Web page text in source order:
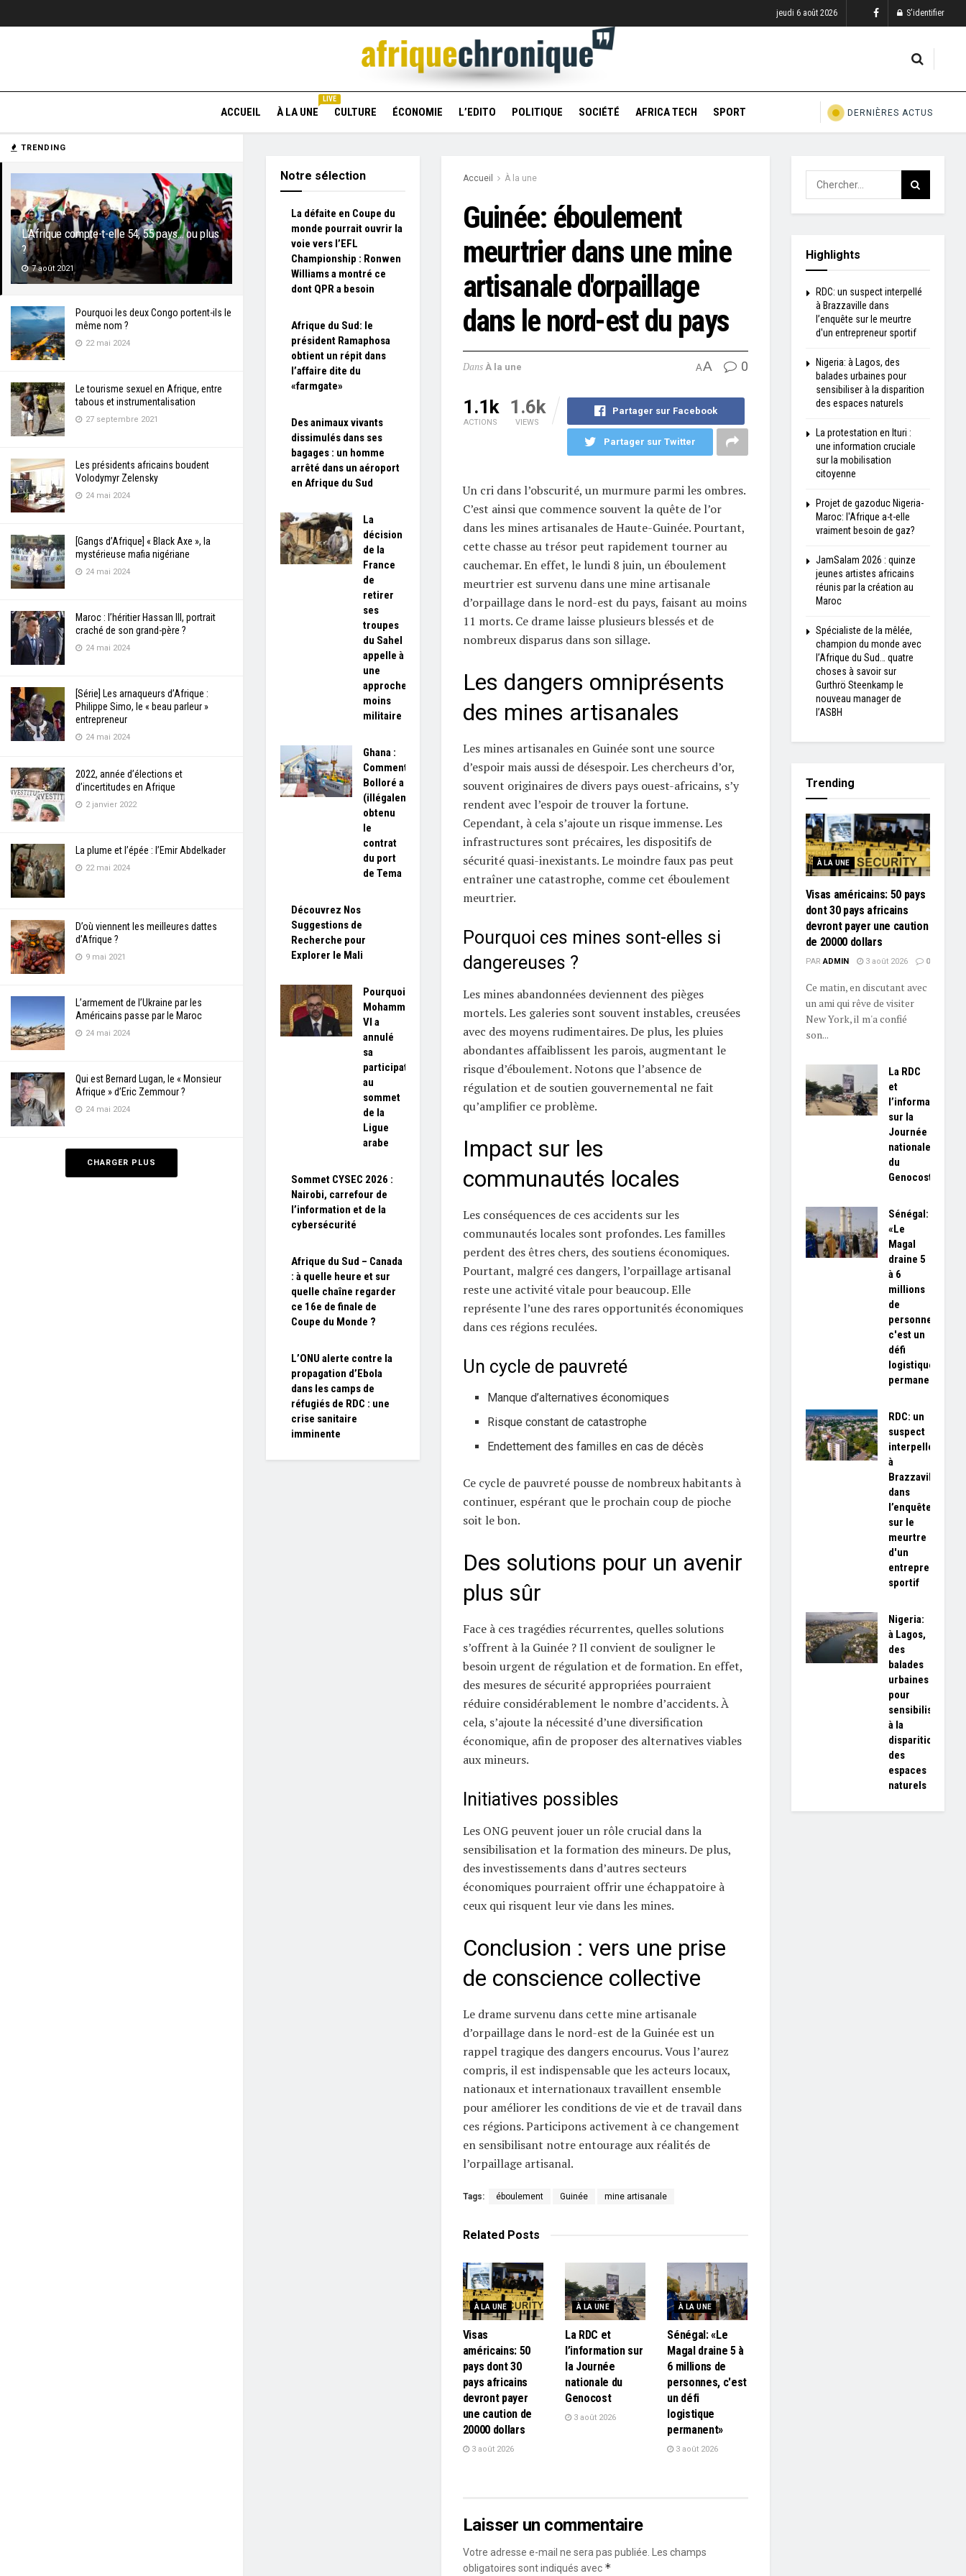
TRENDING
L’Afrique compte-t-elle 54, 55 pays… ou plus
?
7 août 2021
Pourquoi les deux Congo portent-ils le
même nom ?
22 mai 2024
Le tourisme sexuel en Afrique, entre
tabous et instrumentalisation
27 septembre 2021
Les présidents africains boudent
Volodymyr Zelensky
24 mai 2024
[Gangs d’Afrique] « Black Axe », la
mystérieuse mafia nigériane
24 mai 2024
Maroc : l’héritier Hassan III, portrait
craché de son grand-père ?
24 mai 2024
[Série] Les arnaqueurs d’Afrique :
Philippe Simo, le « beau parleur »
entrepreneur
24 mai 2024
2022, année d’élections et
d’incertitudes en Afrique
2 janvier 2022
La plume et l’épée : l’Emir Abdelkader
22 mai 2024
D’où viennent les meilleures dattes
d’Afrique ?
9 mai 2021
L’armement de l’Ukraine par les
Américains passe par le Maroc
24 mai 2024
Qui est Bernard Lugan, le « Monsieur
Afrique » d’Eric Zemmour ?
24 mai 2024
CHARGER PLUS
jeudi 6 août 2026 S'identifier
ACCUEIL À LA UNE
LIVE
CULTURE ÉCONOMIE L’EDITO POLITIQUE SOCIÉTÉ AFRICA TECH SPORT DERNIÈRES ACTUS
Accueil À la une
Guinée: éboulement
meurtrier dans une mine
artisanale d'orpaillage
dans le nord-est du pays
Dans À la une AA 0
1.1k
ACTIONS
1.6k
VIEWS
Partager sur Facebook
Partager sur Twitter
Un cri dans l’obscurité, un murmure parmi les ombres.
C’est ainsi que commence souvent la quête de l’or
dans les mines artisanales de Haute-Guinée. Pourtant,
cette chasse au trésor peut rapidement tourner au
cauchemar. En effet, le lundi 8 juin, un éboulement
meurtrier est survenu dans une mine artisanale
d’orpaillage dans le nord-est du pays, faisant au moins
11 morts. Ce drame laisse plusieurs blessés et de
nombreux disparus dans son sillage.
Les dangers omniprésents
des mines artisanales
Les mines artisanales en Guinée sont une source
d’espoir mais aussi de désespoir. Les chercheurs d’or,
souvent originaires de divers pays ouest-africains, s’y
rendent avec l’espoir de trouver la fortune.
Cependant, à cela s’ajoute un risque immense. Les
infrastructures sont précaires, les dispositifs de
sécurité quasi-inexistants. Le moindre faux pas peut
entraîner une catastrophe, comme cet éboulement
meurtrier.
Pourquoi ces mines sont-elles si
dangereuses ?
Les mines abandonnées deviennent des pièges
mortels. Les galeries sont souvent instables, creusées
avec des moyens rudimentaires. De plus, les pluies
abondantes affaiblissent les parois, augmentant le
risque d’éboulement. Notons que l’absence de
régulation et de soutien gouvernemental ne fait
qu’amplifier ce problème.
Impact sur les
communautés locales
Les conséquences de ces accidents sur les
communautés locales sont profondes. Les familles
perdent des êtres chers, des soutiens économiques.
Pourtant, malgré ces dangers, l’orpaillage artisanal
reste une activité vitale pour beaucoup. Elle
représente l’une des rares opportunités économiques
dans ces régions reculées.
Un cycle de pauvreté
Manque d’alternatives économiques
Risque constant de catastrophe
Endettement des familles en cas de décès
Ce cycle de pauvreté pousse de nombreux habitants à
continuer, espérant que le prochain coup de pioche
soit le bon.
Des solutions pour un avenir
plus sûr
Face à ces tragédies récurrentes, quelles solutions
s’offrent à la Guinée ? Il convient de souligner le
besoin urgent de régulation et de formation. En effet,
des mesures de sécurité appropriées pourraient
réduire considérablement le nombre d’accidents. À
cela, s’ajoute la nécessité d’une diversification
économique, afin de proposer des alternatives viables
aux mineurs.
Initiatives possibles
Les ONG peuvent jouer un rôle crucial dans la
sensibilisation et la formation des mineurs. De plus,
des investissements dans d’autres secteurs
économiques pourraient offrir une échappatoire à
ceux qui risquent leur vie dans les mines.
Conclusion : vers une prise
de conscience collective
Le drame survenu dans cette mine artisanale
d’orpaillage dans le nord-est de la Guinée est un
rappel tragique des dangers encourus. Vous l’aurez
compris, il est indispensable que les acteurs locaux,
nationaux et internationaux travaillent ensemble
pour améliorer les conditions de vie et de travail dans
ces régions. Participons activement à ce changement
en sensibilisant notre entourage aux réalités de
l’orpaillage artisanal.
Tags: éboulement Guinée mine artisanale
RelatedPosts
À LA UNE
Visas
américains: 50
pays dont 30
pays africains
devront payer
une caution de
20000 dollars
3 août 2026
À LA UNE
La RDC et
l’information sur
la Journée
nationale du
Genocost
3 août 2026
À LA UNE
Sénégal: «Le
Magal draine 5 à
6 millions de
personnes, c'est
un défi
logistique
permanent»
3 août 2026
Laisser un commentaire
Votre adresse e-mail ne sera pas publiée.
Les champs
obligatoires sont indiqués avec *
Notre sélection
La défaite en Coupe du
monde pourrait ouvrir la
voie vers l’EFL
Championship : Ronwen
Williams a montré ce
dont QPR a besoin
Afrique du Sud: le
président Ramaphosa
obtient un répit dans
l’affaire dite du
«farmgate»
Des animaux vivants
dissimulés dans ses
bagages : un homme
arrêté dans un aéroport
en Afrique du Sud
La
décision
de la
France
de
retirer
ses
troupes
du Sahel
appelle à
une
approche
moins
militaire
Ghana :
Comment
Bolloré a
(illégalement)
obtenu
le
contrat
du port
de Tema
Découvrez Nos
Suggestions de
Recherche pour
Explorer le Mali
Pourquoi
Mohammed
VI a
annulé
sa
participation
au
sommet
de la
Ligue
arabe
Sommet CYSEC 2026 :
Nairobi, carrefour de
l’information et de la
cybersécurité
Afrique du Sud – Canada
: à quelle heure et sur
quelle chaîne regarder
ce 16e de finale de
Coupe du Monde ?
L’ONU alerte contre la
propagation d’Ebola
dans les camps de
réfugiés de RDC : une
crise sanitaire
imminente
Highlights
RDC: un suspect interpellé
à Brazzaville dans
l’enquête sur le meurtre
d'un entrepreneur sportif
Nigeria: à Lagos, des
balades urbaines pour
sensibiliser à la disparition
des espaces naturels
La protestation en Ituri :
une information cruciale
sur la mobilisation
citoyenne
Projet de gazoduc Nigeria-
Maroc: l'Afrique a-t-elle
vraiment besoin de gaz?
JamSalam 2026 : quinze
jeunes artistes africains
réunis par la création au
Maroc
Spécialiste de la mêlée,
champion du monde avec
l’Afrique du Sud… quatre
choses à savoir sur
Gurthrö Steenkamp le
nouveau manager de
l’ASBH
Trending
À LA UNE
Visas américains: 50 pays
dont 30 pays africains
devront payer une caution
de 20000 dollars
PAR ADMIN 3 août 2026 0
Ce matin, en discutant avec
un ami qui rêve de visiter
New York, il m'a confié
son...
La RDC
et
l’information
sur la
Journée
nationale
du
Genocost
Sénégal:
«Le
Magal
draine 5
à 6
millions
de
personnes,
c'est un
défi
logistique
permanent»
RDC: un
suspect
interpellé
à
Brazzaville
dans
l’enquête
sur le
meurtre
d'un
entrepreneur
sportif
Nigeria:
à Lagos,
des
balades
urbaines
pour
sensibiliser
à la
disparition
des
espaces
naturels